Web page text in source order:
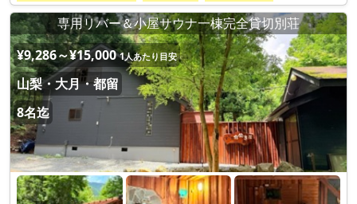
専用リバー＆小屋サウナ一棟完全貸切別荘
¥9,286～¥15,000 1人あたり目安
山梨・大月・都留
8名迄